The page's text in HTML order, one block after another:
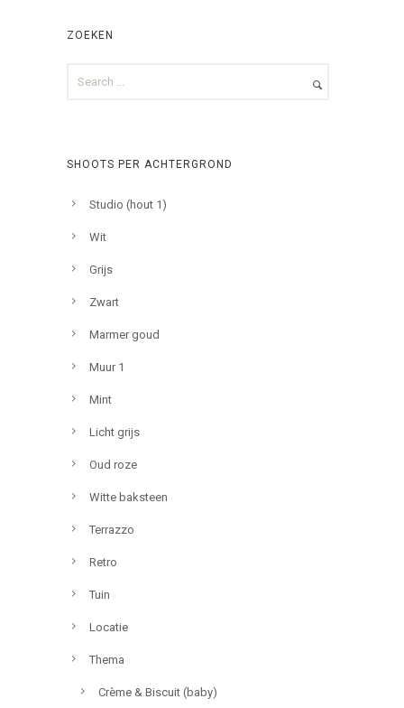
ZOEKEN
SHOOTS PER ACHTERGROND
Studio (hout 1)
Wit
Grijs
Zwart
Marmer goud
Muur 1
Mint
Licht grijs
Oud roze
Witte baksteen
Terrazzo
Retro
Tuin
Locatie
Thema
Crème & Biscuit (baby)